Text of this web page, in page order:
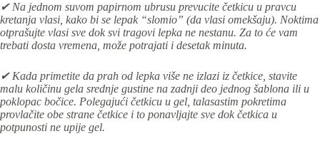
✔ Na jednom suvom papirnom ubrusu prevucite četkicu u pravcu
kretanja vlasi, kako bi se lepak “slomio” (da vlasi omekšaju). Noktima
otprašujte vlasi sve dok svi tragovi lepka ne nestanu. Za to će vam
trebati dosta vremena, može potrajati i desetak minuta.
✔ Kada primetite da prah od lepka više ne izlazi iz četkice, stavite
malu količinu gela srednje gustine na zadnji deo jednog šablona ili u
poklopac bočice. Polegajući četkicu u gel, talasastim pokretima
provlačite obe strane četkice i to ponavljajte sve dok četkica u
potpunosti ne upije gel.